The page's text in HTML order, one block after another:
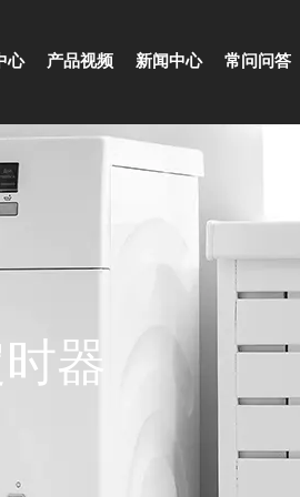
心 产品视频 新闻中心 常问问答
器